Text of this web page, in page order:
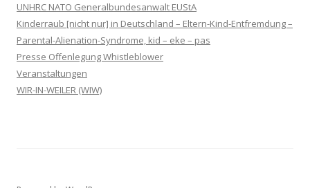
UNHRC NATO Generalbundesanwalt EUStA
Kinderraub [nicht nur] in Deutschland – Eltern-Kind-Entfremdung –
Parental-Alienation-Syndrome, kid – eke – pas
Presse Offenlegung Whistleblower
Veranstaltungen
WIR-IN-WEILER (WIW)